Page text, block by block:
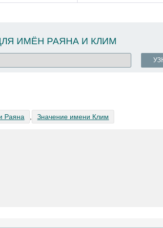
ИМЁН РАЯНА И КЛИМ
Раяна Значение имени Клим